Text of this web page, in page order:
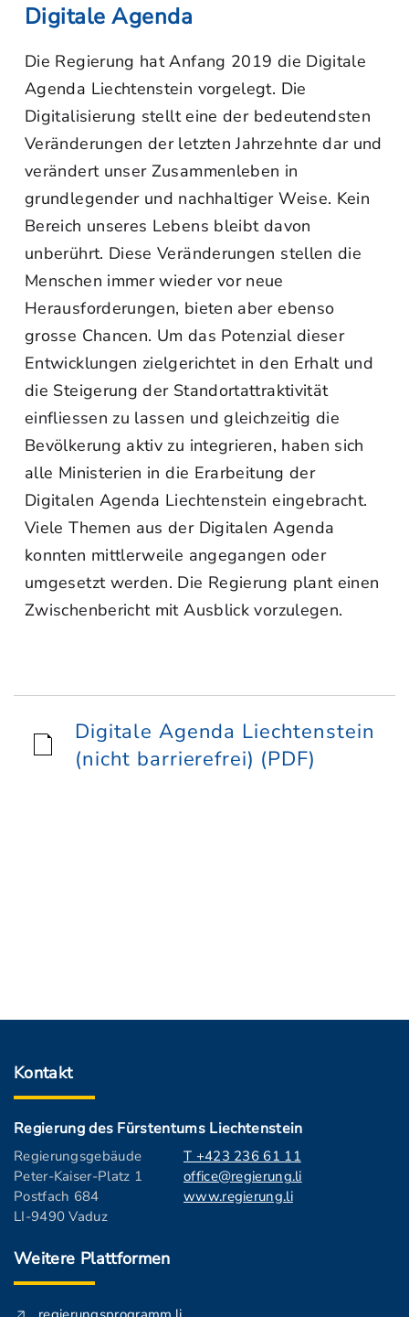
Digitale Agenda
Die Regierung hat Anfang 2019 die Digitale
Agenda Liechtenstein vorgelegt. Die
Digitalisierung stellt eine der bedeutendsten
Veränderungen der letzten Jahrzehnte dar und
verändert unser Zusammenleben in
grundlegender und nachhaltiger Weise. Kein
Bereich unseres Lebens bleibt davon
unberührt. Diese Veränderungen stellen die
Menschen immer wieder vor neue
Herausforderungen, bieten aber ebenso
grosse Chancen. Um das Potenzial dieser
Entwicklungen zielgerichtet in den Erhalt und
die Steigerung der Standortattraktivität
einfliessen zu lassen und gleichzeitig die
Bevölkerung aktiv zu integrieren, haben sich
alle Ministerien in die Erarbeitung der
Digitalen Agenda Liechtenstein eingebracht.
Viele Themen aus der Digitalen Agenda
konnten mittlerweile angegangen oder
umgesetzt werden. Die Regierung plant einen
Zwischenbericht mit Ausblick vorzulegen.
Digitale Agenda Liechtenstein
(nicht barrierefrei) (PDF)
Kontakt
Regierung des Fürstentums Liechtenstein
Regierungsgebäude
Peter-Kaiser-Platz 1
Postfach 684
LI-9490 Vaduz
T +423 236 61 11
office@regierung.li
www.regierung.li
Weitere Plattformen